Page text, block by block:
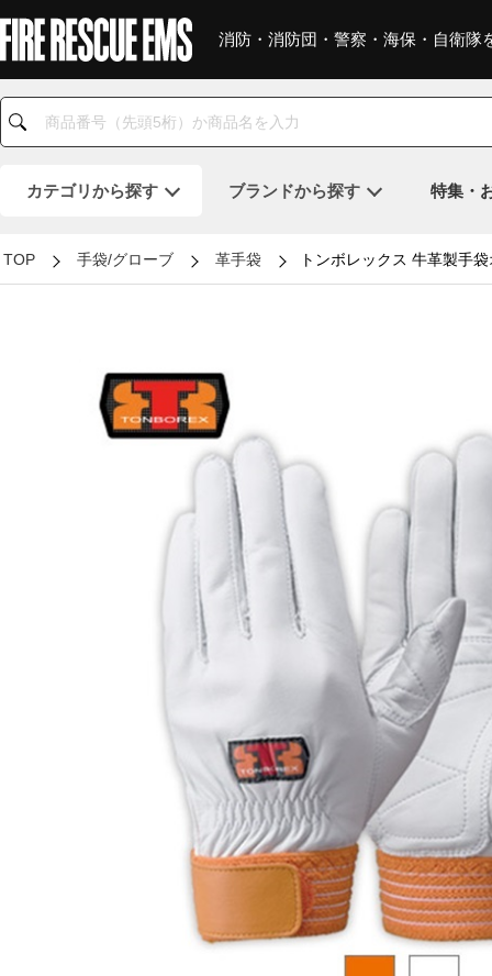
消防・消防団・警察・海保・自衛隊
カテゴリから探す ブランドから探す 特集・
TOP 手袋/グローブ 革手袋 トンボレックス 牛革製手